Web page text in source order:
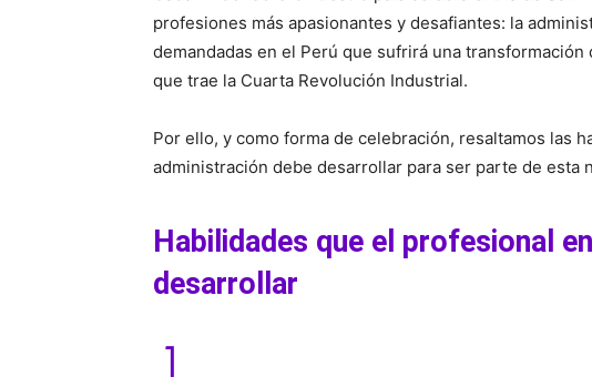
profesiones más apasionantes y desafiantes: la
demandadas en el Perú que sufrirá una
que trae la Cuarta Revolución Industrial.
Por ello, y como forma de celebración, resaltamos las
administración debe desarrollar para ser parte de esta
Habilidades que el profesional
desarrollar